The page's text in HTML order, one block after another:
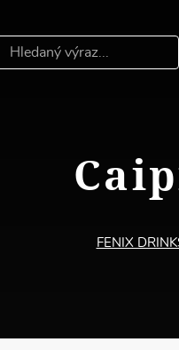
Hledáný
FENIX